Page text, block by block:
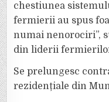
chestiunea
fermierii au spus
numai nenorociri”,
din liderii
Se prelungesc
rezidențiale din